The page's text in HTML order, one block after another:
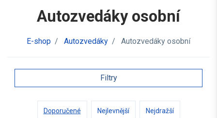
Autozvedáky osobní
E-shop / Autozvedáky / Autozvedáky osobní
Filtry
Doporučené Nejlevnější Nejdražší